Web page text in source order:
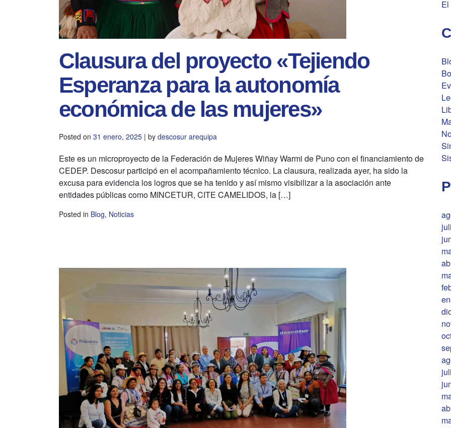
Clausura del proyecto «Tejiendo
Esperanza para la autonomía
económica de las mujeres»
Posted on 31 enero, 2025 | by descosur arequipa
Este es un microproyecto de la Federación de Mujeres Wiñay Warmi de Puno con el financiamiento de
CEDEP. Descosur participó en el acompañamiento técnico. La clausura, realizada ayer, ha sido la
excusa para evidencia los logros que se ha tenido y así mismo visibilizar a la asociación ante
entidades públicas como MINCETUR, CITE CAMELIDOS, la […]
Posted in Blog, Noticias